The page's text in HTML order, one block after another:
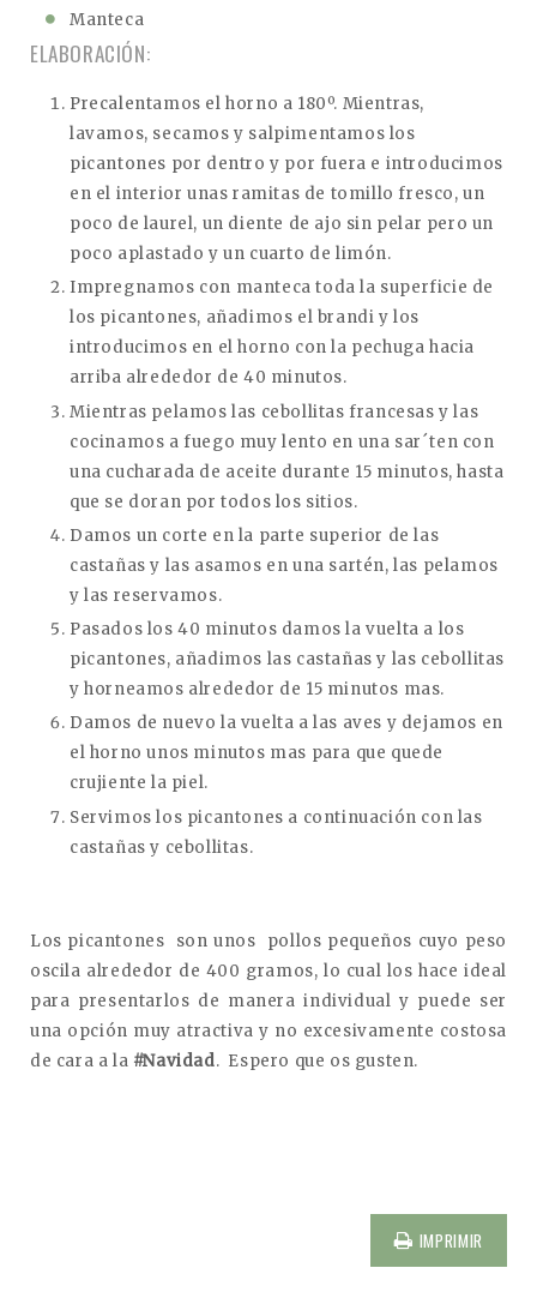
Manteca
ELABORACIÓN:
Precalentamos el horno a 180º. Mientras,
lavamos, secamos y salpimentamos los
picantones por dentro y por fuera e introducimos
en el interior unas ramitas de tomillo fresco, un
poco de laurel, un diente de ajo sin pelar pero un
poco aplastado y un cuarto de limón.
Impregnamos con manteca toda la superficie de
los picantones, añadimos el brandi y los
introducimos en el horno con la pechuga hacia
arriba alrededor de 40 minutos.
Mientras pelamos las cebollitas francesas y las
cocinamos a fuego muy lento en una sar´ten con
una cucharada de aceite durante 15 minutos, hasta
que se doran por todos los sitios.
Damos un corte en la parte superior de las
castañas y las asamos en una sartén, las pelamos
y las reservamos.
Pasados los 40 minutos damos la vuelta a los
picantones, añadimos las castañas y las cebollitas
y horneamos alrededor de 15 minutos mas.
Damos de nuevo la vuelta a las aves y dejamos en
el horno unos minutos mas para que quede
crujiente la piel.
Servimos los picantones a continuación con las
castañas y cebollitas.
Los picantones son unos pollos pequeños cuyo peso
oscila alrededor de 400 gramos, lo cual los hace ideal
para presentarlos de manera individual y puede ser
una opción muy atractiva y no excesivamente costosa
de cara a la #Navidad. Espero que os gusten.
IMPRIMIR